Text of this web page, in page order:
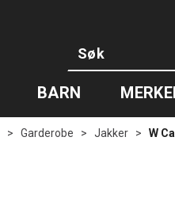
BARN
> Garderobe > Jakker > W